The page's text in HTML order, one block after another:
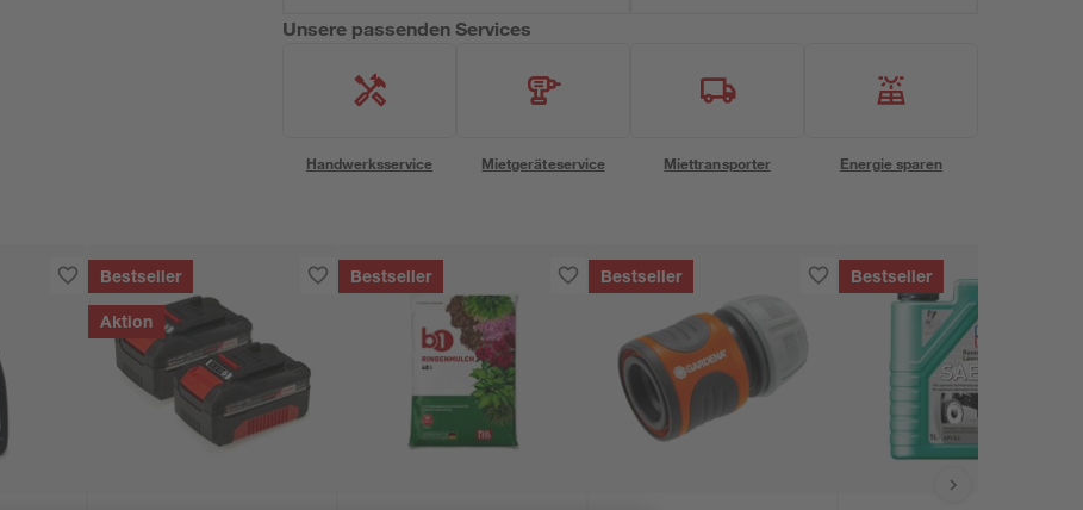
Unsere passenden Services
Handwerksservice Mietgeräteservice Miettransporter Energie sparen
Bestseller
Aktion
Bestseller Bestseller Bestseller